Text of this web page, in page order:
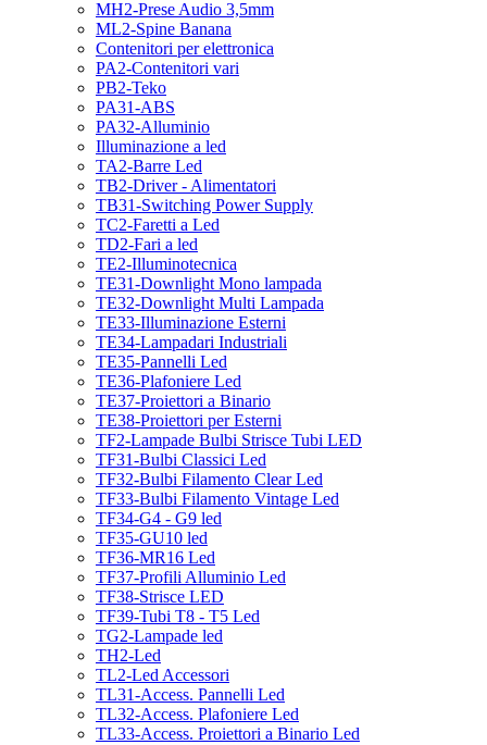
MH2-Prese Audio 3,5mm
ML2-Spine Banana
Contenitori per elettronica
PA2-Contenitori vari
PB2-Teko
PA31-ABS
PA32-Alluminio
Illuminazione a led
TA2-Barre Led
TB2-Driver - Alimentatori
TB31-Switching Power Supply
TC2-Faretti a Led
TD2-Fari a led
TE2-Illuminotecnica
TE31-Downlight Mono lampada
TE32-Downlight Multi Lampada
TE33-Illuminazione Esterni
TE34-Lampadari Industriali
TE35-Pannelli Led
TE36-Plafoniere Led
TE37-Proiettori a Binario
TE38-Proiettori per Esterni
TF2-Lampade Bulbi Strisce Tubi LED
TF31-Bulbi Classici Led
TF32-Bulbi Filamento Clear Led
TF33-Bulbi Filamento Vintage Led
TF34-G4 - G9 led
TF35-GU10 led
TF36-MR16 Led
TF37-Profili Alluminio Led
TF38-Strisce LED
TF39-Tubi T8 - T5 Led
TG2-Lampade led
TH2-Led
TL2-Led Accessori
TL31-Access. Pannelli Led
TL32-Access. Plafoniere Led
TL33-Access. Proiettori a Binario Led